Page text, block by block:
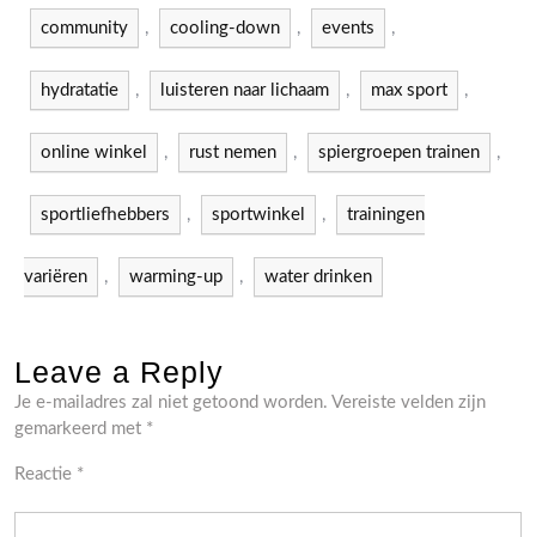
community , cooling-down , events ,
hydratatie , luisteren naar lichaam , max sport ,
online winkel , rust nemen , spiergroepen trainen ,
sportliefhebbers , sportwinkel , trainingen
variëren , warming-up , water drinken
Leave a Reply
Je e-mailadres zal niet getoond worden. Vereiste velden zijn
gemarkeerd met *
Reactie *